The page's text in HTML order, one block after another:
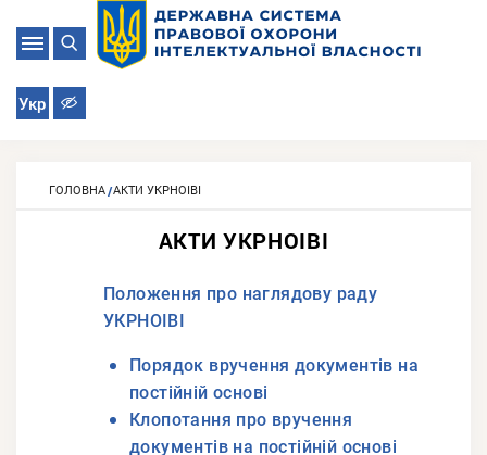
Укр
ГОЛОВНА АКТИ УКРНОІВІ
АКТИ УКРНОІВІ
Положення про наглядову раду
УКРНОІВІ
Порядок вручення документів на
постійній основі
Клопотання про вручення
документів на постійній основі